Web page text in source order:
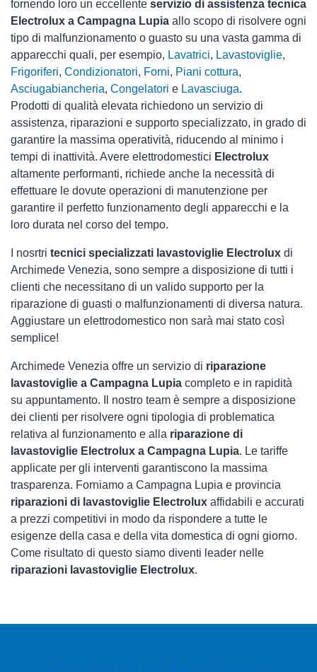
fornendo loro un eccellente servizio di assistenza tecnica
Electrolux a Campagna Lupia allo scopo di risolvere ogni
tipo di malfunzionamento o guasto su una vasta gamma di
apparecchi quali, per esempio, Lavatrici, Lavastoviglie,
Frigoriferi, Condizionatori, Forni, Piani cottura,
Asciugabiancheria, Congelatori e Lavasciuga.
Prodotti di qualità elevata richiedono un servizio di
assistenza, riparazioni e supporto specializzato, in grado di
garantire la massima operatività, riducendo al minimo i
tempi di inattività. Avere elettrodomestici Electrolux
altamente performanti, richiede anche la necessità di
effettuare le dovute operazioni di manutenzione per
garantire il perfetto funzionamento degli apparecchi e la
loro durata nel corso del tempo.
I nosrtri tecnici specializzati lavastoviglie Electrolux di
Archimede Venezia, sono sempre a disposizione di tutti i
clienti che necessitano di un valido supporto per la
riparazione di guasti o malfunzionamenti di diversa natura.
Aggiustare un elettrodomestico non sarà mai stato così
semplice!
Archimede Venezia offre un servizio di riparazione
lavastoviglie a Campagna Lupia completo e in rapidità
su appuntamento. Il nostro team è sempre a disposizione
dei clienti per risolvere ogni tipologia di problematica
relativa al funzionamento e alla riparazione di
lavastoviglie Electrolux a Campagna Lupia. Le tariffe
applicate per gli interventi garantiscono la massima
trasparenza. Forniamo a Campagna Lupia e provincia
riparazioni di lavastoviglie Electrolux affidabili e accurati
a prezzi competitivi in modo da rispondere a tutte le
esigenze della casa e della vita domestica di ogni giorno.
Come risultato di questo siamo diventi leader nelle
riparazioni lavastoviglie Electrolux.